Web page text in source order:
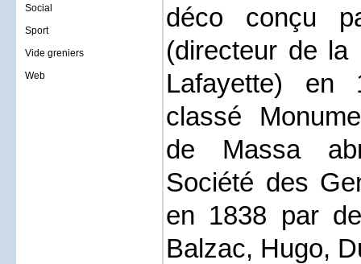
Social
Sport
Vide greniers
Web
déco conçu
(directeur de la
Lafayette) en
classé
de Massa
Société des
en 1838 par
Balzac, Hugo,